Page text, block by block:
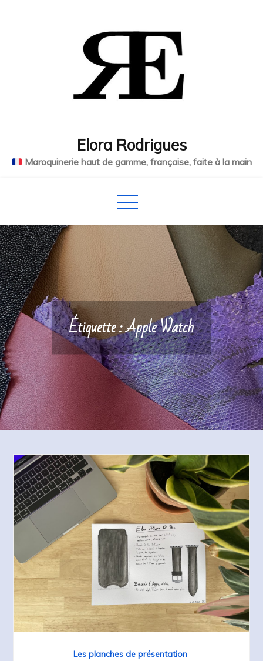
Elora Rodrigues
Maroquinerie haut de gamme, française, faite à la main
Étiquette :Apple Watch
Les planches de présentation